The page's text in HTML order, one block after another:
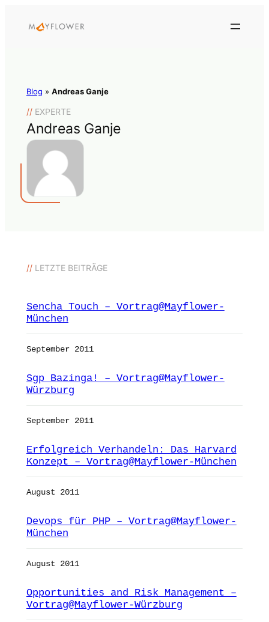
Blog » Andreas Ganje
//EXPERTE
Andreas Ganje
//LETZTE BEITRÄGE
Sencha Touch – Vortrag@Mayflower-
München
September 2011
Sgp_Bazinga! – Vortrag@Mayflower-
Würzburg
September 2011
Erfolgreich Verhandeln: Das Harvard
Konzept – Vortrag@Mayflower-München
August 2011
Devops für PHP – Vortrag@Mayflower-
München
August 2011
Opportunities and Risk Management –
Vortrag@Mayflower-Würzburg